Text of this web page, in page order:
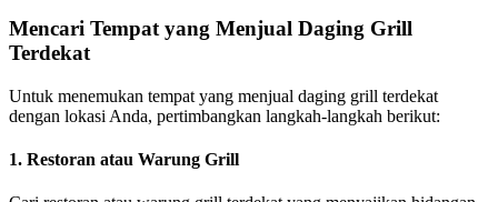
Mencari Tempat yang Menjual Daging Grill
Terdekat
Untuk menemukan tempat yang menjual daging grill terdekat
dengan lokasi Anda, pertimbangkan langkah-langkah berikut:
1. Restoran atau Warung Grill